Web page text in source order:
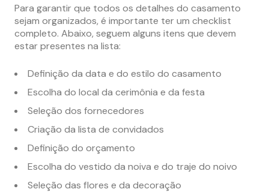
Para garantir que todos os detalhes do casamento
sejam organizados, é importante ter um checklist
completo. Abaixo, seguem alguns itens que devem
estar presentes na lista:
Definição da data e do estilo do casamento
Escolha do local da cerimônia e da festa
Seleção dos fornecedores
Criação da lista de convidados
Definição do orçamento
Escolha do vestido da noiva e do traje do noivo
Seleção das flores e da decoração